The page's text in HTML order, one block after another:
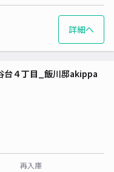
詳細へ
台４丁目_飯川邸akippa
再入庫